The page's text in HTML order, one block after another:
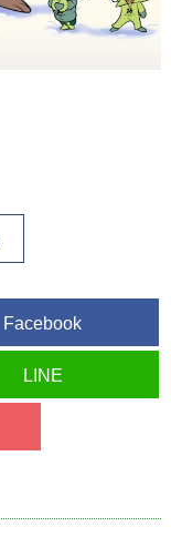
Facebook
LINE